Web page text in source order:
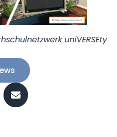
uniVERSEty